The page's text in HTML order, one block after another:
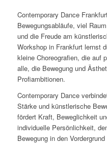
Contemporary Dance
Bewegungsabläufe, viel
und die Freude am
Workshop in Frankfurt lernst
kleine Choreografien, die auf
alle, die Bewegung und
Profiambitionen.
Contemporary Dance
Stärke und künstlerische
fördert Kraft, Beweglichkeit
individuelle Persönlichkeit,
Bewegung in den